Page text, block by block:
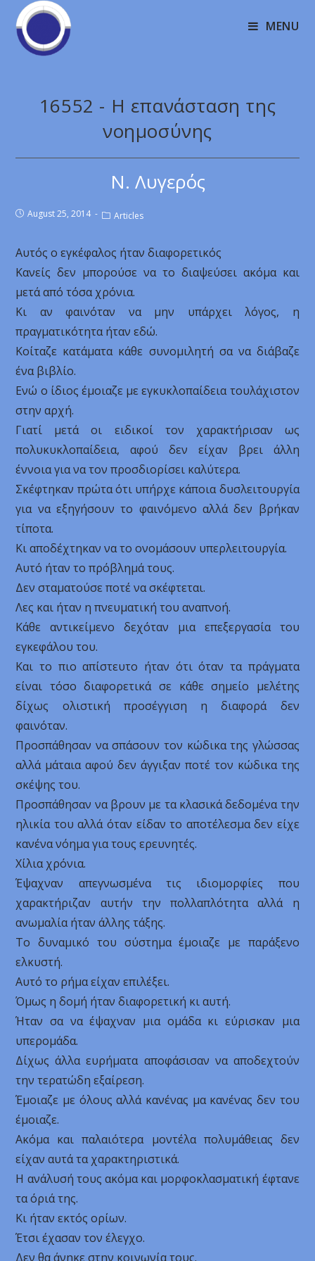
MENU
16552 - Η επανάσταση της
νοημοσύνης
Ν. Λυγερός
August 25, 2014 Articles
Αυτός ο εγκέφαλος ήταν διαφορετικός
Κανείς δεν μπορούσε να το διαψεύσει ακόμα και
μετά από τόσα χρόνια.
Κι αν φαινόταν να μην υπάρχει λόγος, η
πραγματικότητα ήταν εδώ.
Κοίταζε κατάματα κάθε συνομιλητή σα να διάβαζε
ένα βιβλίο.
Ενώ ο ίδιος έμοιαζε με εγκυκλοπαίδεια τουλάχιστον
στην αρχή.
Γιατί μετά οι ειδικοί τον χαρακτήρισαν ως
πολυκυκλοπαίδεια, αφού δεν είχαν βρει άλλη
έννοια για να τον προσδιορίσει καλύτερα.
Σκέφτηκαν πρώτα ότι υπήρχε κάποια δυσλειτουργία
για να εξηγήσουν το φαινόμενο αλλά δεν βρήκαν
τίποτα.
Κι αποδέχτηκαν να το ονομάσουν υπερλειτουργία.
Αυτό ήταν το πρόβλημά τους.
Δεν σταματούσε ποτέ να σκέφτεται.
Λες και ήταν η πνευματική του αναπνοή.
Κάθε αντικείμενο δεχόταν μια επεξεργασία του
εγκεφάλου του.
Και το πιο απίστευτο ήταν ότι όταν τα πράγματα
είναι τόσο διαφορετικά σε κάθε σημείο μελέτης
δίχως ολιστική προσέγγιση η διαφορά δεν
φαινόταν.
Προσπάθησαν να σπάσουν τον κώδικα της γλώσσας
αλλά μάταια αφού δεν άγγιξαν ποτέ τον κώδικα της
σκέψης του.
Προσπάθησαν να βρουν με τα κλασικά δεδομένα την
ηλικία του αλλά όταν είδαν το αποτέλεσμα δεν είχε
κανένα νόημα για τους ερευνητές.
Χίλια χρόνια.
Έψαχναν απεγνωσμένα τις ιδιομορφίες που
χαρακτήριζαν αυτήν την πολλαπλότητα αλλά η
ανωμαλία ήταν άλλης τάξης.
Το δυναμικό του σύστημα έμοιαζε με παράξενο
ελκυστή.
Αυτό το ρήμα είχαν επιλέξει.
Όμως η δομή ήταν διαφορετική κι αυτή.
Ήταν σα να έψαχναν μια ομάδα κι εύρισκαν μια
υπερομάδα.
Δίχως άλλα ευρήματα αποφάσισαν να αποδεχτούν
την τερατώδη εξαίρεση.
Έμοιαζε με όλους αλλά κανένας μα κανένας δεν του
έμοιαζε.
Ακόμα και παλαιότερα μοντέλα πολυμάθειας δεν
είχαν αυτά τα χαρακτηριστικά.
Η ανάλυσή τους ακόμα και μορφοκλασματική έφτανε
τα όριά της.
Κι ήταν εκτός ορίων.
Έτσι έχασαν τον έλεγχο.
Δεν θα άνηκε στην κοινωνία τους.